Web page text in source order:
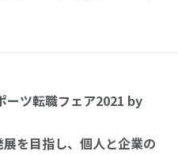
ーツ転職フェア2021 by
を目指し、個人と企業の